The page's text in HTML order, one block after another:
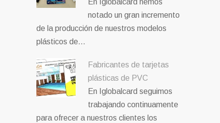
En Iglobalcard hemos
notado un gran incremento
de la producción de nuestros modelos
plásticos de…
Fabricantes de tarjetas
plásticas de PVC
En Iglobalcard seguimos
trabajando continuamente
para ofrecer a nuestros clientes los